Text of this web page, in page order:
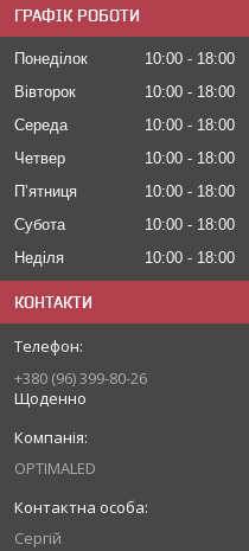
ГРАФІК РОБОТИ
Понеділок 10:00
18:00
Вівторок
10:00
18:00
Середа
10:00
18:00
Четвер
10:00
18:00
Пʼятниця
10:00
18:00
Субота
10:00
18:00
Неділя
10:00 18:00
КОНТАКТИ
+380 (96) 399-80-26
Щоденно
OPTIMALED
Сергій